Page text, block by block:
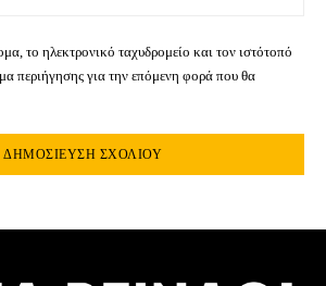
το ηλεκτρονικό ταχυδρομείο και τον ιστότοπό
περιήγησης για την επόμενη φορά που θα